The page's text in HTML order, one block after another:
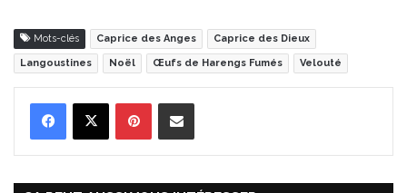
Mots-clés Caprice des Anges Caprice des Dieux
Langoustines Noël Œufs de Harengs Fumés Velouté